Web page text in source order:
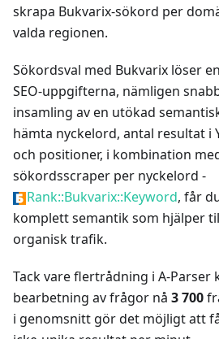
skrapa Bukvarix-sökord per
valda regionen.
Sökordsval med Bukvarix löser
SEO-uppgifterna, nämligen
insamling av en utökad
hämta nyckelord, antal resultat i
och positioner, i kombination
sökordsscraper per nyckelord -
Rank::Bukvarix::Keyword, får
komplett semantik som hjälper
organisk trafik.
Tack vare flertrådning i A-
bearbetning av frågor nå 3 700
i genomsnitt gör det möjligt att